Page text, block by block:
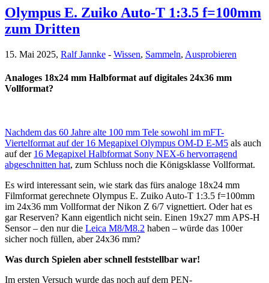
Olympus E. Zuiko Auto-T 1:3.5 f=100mm
zum Dritten
15. Mai 2025, Ralf Jannke - Wissen, Sammeln, Ausprobieren
Analoges 18x24 mm Halbformat auf digitales 24x36 mm
Vollformat?
Nachdem das 60 Jahre alte 100 mm Tele sowohl im mFT-
Viertelformat auf der 16 Megapixel Olympus OM-D E-M5 als auch
auf der 16 Megapixel Halbformat Sony NEX-6 hervorragend
abgeschnitten hat, zum Schluss noch die Königsklasse Vollformat.
Es wird interessant sein, wie stark das fürs analoge 18x24 mm
Filmformat gerechnete Olympus E. Zuiko Auto-T 1:3.5 f=100mm
im 24x36 mm Vollformat der Nikon Z 6/7 vignettiert. Oder hat es
gar Reserven? Kann eigentlich nicht sein. Einen 19x27 mm APS-H
Sensor – den nur die Leica M8/M8.2 haben – würde das 100er
sicher noch füllen, aber 24x36 mm?
Was durch Spielen aber schnell feststellbar war!
Im ersten Versuch wurde das noch auf dem PEN-